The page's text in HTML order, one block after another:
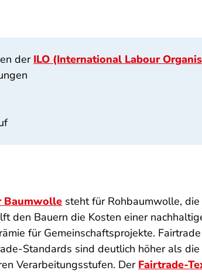
der ILO (International Labour
Baumwolle steht für Rohbaumwolle,
den Bauern die Kosten einer
für Gemeinschaftsprojekte.
Standards sind deutlich höher als
Verarbeitungsstufen. Der Fairtrade-